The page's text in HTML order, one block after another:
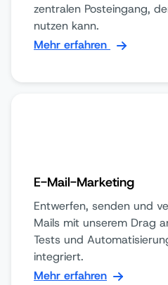
zentralen Posteingang,
nutzen kann.
Mehr erfahren
E-Mail-Marketing
Entwerfen, senden und
Mails mit unserem Drag
Tests und
integriert.
Mehr erfahren